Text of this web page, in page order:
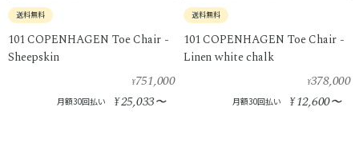
送料無料
101 COPENHAGEN Toe Chair -
Sheepskin
¥751,000
月額30回払い ¥25,033〜
送料無料
101 COPENHAGEN Toe Chair -
Linen white chalk
¥378,000
月額30回払い ¥12,600〜